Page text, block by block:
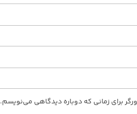
برای زمانی که دوباره دیدگاهی می‌نویسم.